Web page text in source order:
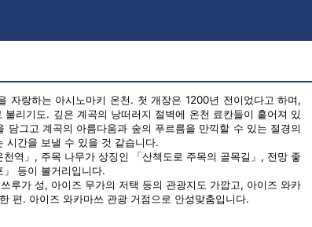
자랑하는 아시노마키 온천. 첫 개장은 1200년 전이었다고 하며,
리기도. 깊은 계곡의 낭떠러지 절벽에 온천 료칸들이 흩어져 있
담그고 계곡의 아름다움과 숲의 푸르름을 만끽할 수 있는 절경의
시간을 보낼 수 있을 것 같습니다.
역」, 주목 나무가 상징인 「산책도로 주목의 골목길」, 전망 좋
등이 볼거리입니다.
루가 성, 아이즈 무가의 저택 등의 관광지도 가깝고, 아이즈 와카
편. 아이즈 와카마쓰 관광 거점으로 안성맞춤입니다.